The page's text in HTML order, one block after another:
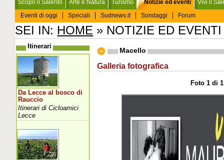
Scopri il Salento Arte e Natura Turismo
Notizie ed eventi
Eventi di oggi
Speciali Sudnews.it Sondaggi Forum
Vivi il
SEI IN: HOME » NOTIZIE ED
Macello
Galleria fotografica
Foto 1 di 1
Itinerari
Da Lecce al bosco di
Rauccio
Itinerari di Cicloamici
Lecce